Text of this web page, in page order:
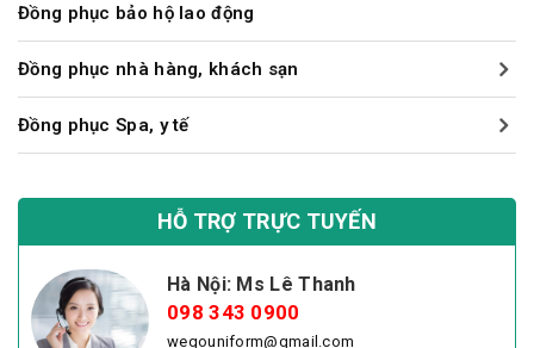
Đồng phục du lịch mang lại nhiều ý nghĩa cho người
Đồng phục bảo hộ lao động
Đồng phục nhà hàng, khách sạn
Đồng phục Spa, y tế
HỖ TRỢ TRỰC TUYẾN
Hà Nội: Ms Lê Thanh
098 343 0900
wegouniform@gmail.com